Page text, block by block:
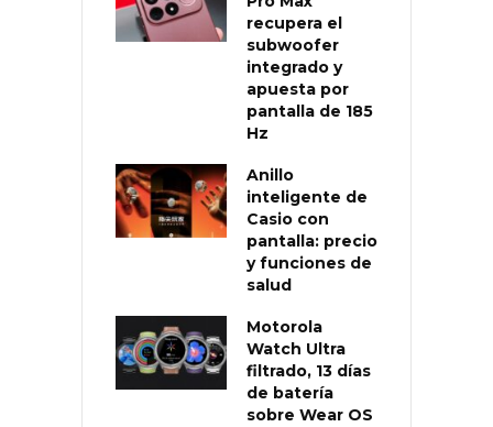
recupera el
subwoofer
integrado y
apuesta por
pantalla de 185
Hz
Anillo
inteligente de
Casio con
pantalla: precio
y funciones de
salud
Motorola
Watch Ultra
filtrado, 13 días
de batería
sobre Wear OS